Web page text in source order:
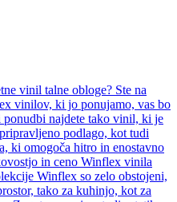
vinil talne obloge? Ste na
vinilov, ki jo ponujamo, vas bo
ponudbi najdete tako vinil, ki je
podlago, kot tudi
ki omogoča hitro in enostavno
in ceno Winflex vinila
Winflex so zelo obstojeni,
tako za kuhinjo, kot za